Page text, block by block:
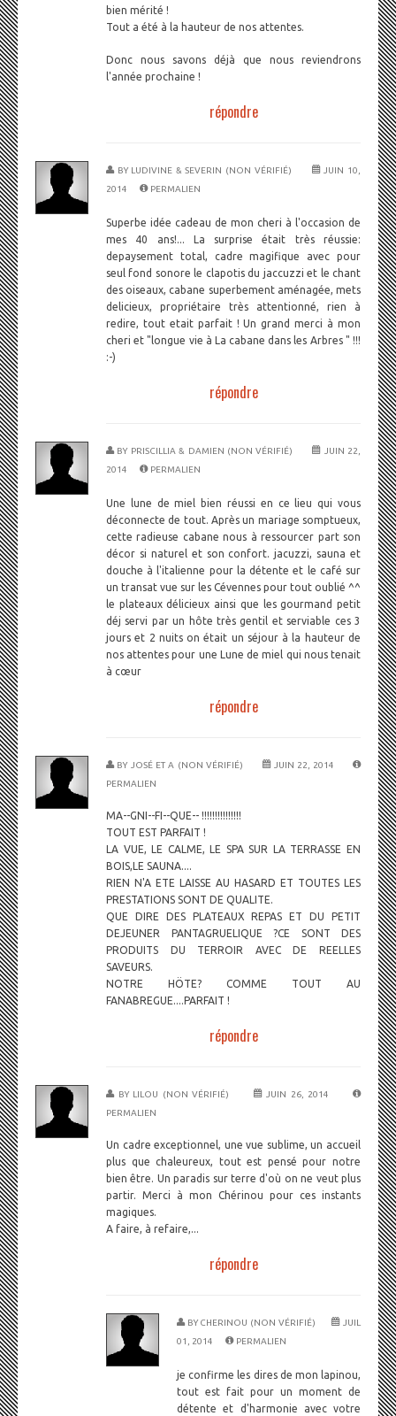
bien mérité !
Tout a été à la hauteur de nos attentes.
Donc nous savons déjà que nous reviendrons
l'année prochaine !
répondre
BY LUDIVINE & SEVERIN (NON VÉRIFIÉ)
JUIN 10,
2014
PERMALIEN
Superbe idée cadeau de mon cheri à l'occasion de
mes 40 ans!... La surprise était très réussie:
depaysement total, cadre magifique avec pour
seul fond sonore le clapotis du jaccuzzi et le chant
des oiseaux, cabane superbement aménagée, mets
delicieux, propriétaire très attentionné, rien à
redire, tout etait parfait ! Un grand merci à mon
cheri et "longue vie à La cabane dans les Arbres " !!!
:-)
répondre
BY PRISCILLIA & DAMIEN (NON VÉRIFIÉ)
JUIN 22,
2014
PERMALIEN
Une lune de miel bien réussi en ce lieu qui vous
déconnecte de tout. Après un mariage somptueux,
cette radieuse cabane nous à ressourcer part son
décor si naturel et son confort. jacuzzi, sauna et
douche à l'italienne pour la détente et le café sur
un transat vue sur les Cévennes pour tout oublié ^^
le plateaux délicieux ainsi que les gourmand petit
déj servi par un hôte très gentil et serviable ces 3
jours et 2 nuits on était un séjour à la hauteur de
nos attentes pour une Lune de miel qui nous tenait
à cœur
répondre
BY JOSÉ ET A (NON VÉRIFIÉ)
JUIN 22, 2014
PERMALIEN
MA--GNI--FI--QUE-- !!!!!!!!!!!!!!!
TOUT EST PARFAIT !
LA VUE, LE CALME, LE SPA SUR LA TERRASSE EN
BOIS,LE SAUNA....
RIEN N'A ETE LAISSE AU HASARD ET TOUTES LES
PRESTATIONS SONT DE QUALITE.
QUE DIRE DES PLATEAUX REPAS ET DU PETIT
DEJEUNER PANTAGRUELIQUE ?CE SONT DES
PRODUITS DU TERROIR AVEC DE REELLES
SAVEURS.
NOTRE HÖTE? COMME TOUT AU
FANABREGUE....PARFAIT !
répondre
BY LILOU (NON VÉRIFIÉ)
JUIN 26, 2014
PERMALIEN
Un cadre exceptionnel, une vue sublime, un accueil
plus que chaleureux, tout est pensé pour notre
bien être. Un paradis sur terre d'où on ne veut plus
partir. Merci à mon Chérinou pour ces instants
magiques.
A faire, à refaire,...
répondre
BY CHERINOU (NON VÉRIFIÉ)
JUIL
01, 2014
PERMALIEN
je confirme les dires de mon lapinou,
tout est fait pour un moment de
détente et d'harmonie avec votre